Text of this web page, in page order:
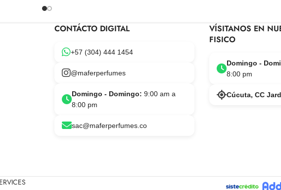
CONTÁCTO DIGITAL
+57 (304) 444 1454
@maferperfumes
Domingo - Domingo: 9:00 am a
8:00 pm
sac@maferperfumes.co
VÍSITANOS EN
FISICO
Domingo -
8:00 pm
Cúcuta, CC